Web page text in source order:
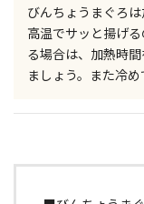
びんちょうまぐろは
高温でサッと揚げ
る場合は、加熱時
ましょう。また冷